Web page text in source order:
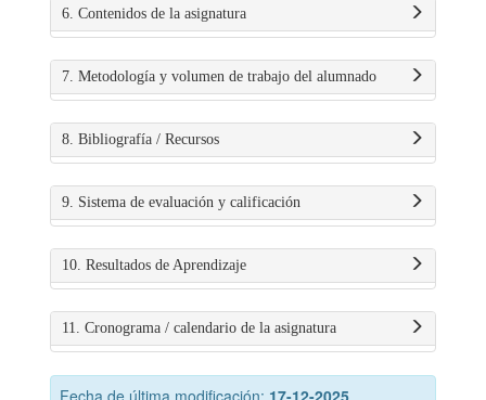
6. Contenidos de la asignatura
7. Metodología y volumen de trabajo del alumnado
8. Bibliografía / Recursos
9. Sistema de evaluación y calificación
10. Resultados de Aprendizaje
11. Cronograma / calendario de la asignatura
Fecha de última modificación: 17-12-2025